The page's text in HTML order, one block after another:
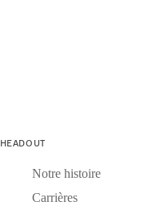
HEADOUT
Notre histoire
Carrières